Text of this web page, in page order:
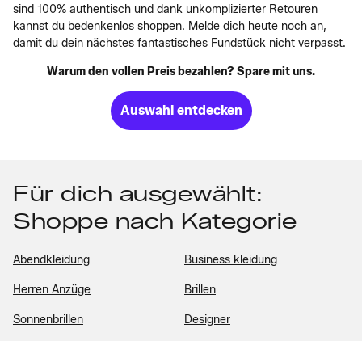
sind 100% authentisch und dank unkomplizierter Retouren
kannst du bedenkenlos shoppen. Melde dich heute noch an,
damit du dein nächstes fantastisches Fundstück nicht verpasst.
Warum den vollen Preis bezahlen? Spare mit uns.
Auswahl entdecken
Für dich ausgewählt:
Shoppe nach Kategorie
Abendkleidung Business kleidung
Herren Anzüge Brillen
Sonnenbrillen Designer